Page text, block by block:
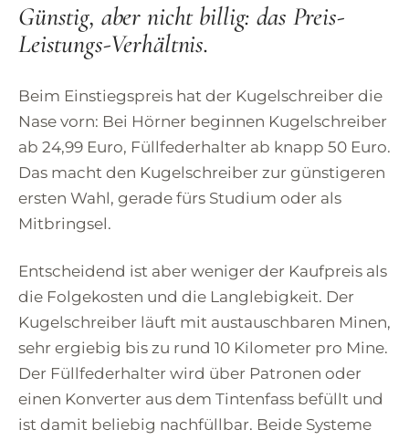
Günstig, aber nicht billig: das Preis-
Leistungs-Verhältnis.
Beim Einstiegspreis hat der Kugelschreiber die
Nase vorn: Bei Hörner beginnen Kugelschreiber
ab 24,99 Euro, Füllfederhalter ab knapp 50 Euro.
Das macht den Kugelschreiber zur günstigeren
ersten Wahl, gerade fürs Studium oder als
Mitbringsel.
Entscheidend ist aber weniger der Kaufpreis als
die Folgekosten und die Langlebigkeit. Der
Kugelschreiber läuft mit austauschbaren Minen,
sehr ergiebig bis zu rund 10 Kilometer pro Mine.
Der Füllfederhalter wird über Patronen oder
einen Konverter aus dem Tintenfass befüllt und
ist damit beliebig nachfüllbar. Beide Systeme